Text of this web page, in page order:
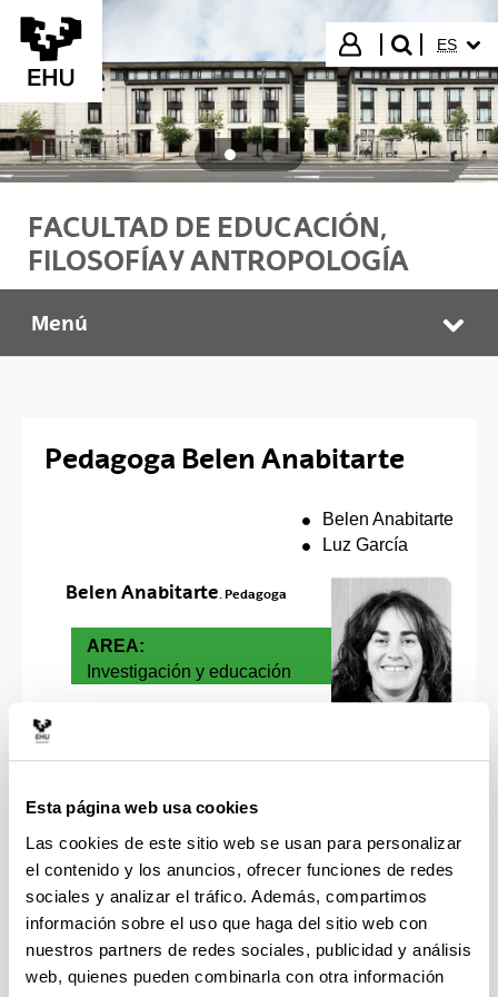
Esta página web usa cookies
Las cookies de este sitio web se usan para personalizar
el contenido y los anuncios, ofrecer funciones de redes
sociales y analizar el tráfico. Además, compartimos
información sobre el uso que haga del sitio web con
nuestros partners de redes sociales, publicidad y análisis
web, quienes pueden combinarla con otra información
Saltar al contenido principal
Iniciar sesión
buscar"
ES
FACULTAD DE EDUCACIÓN,
FILOSOFÍA Y ANTROPOLOGÍA
PEDAGOGOS PROFESIONALES
Menú
Pedagoga Belen Anabitarte
Belen Anabitarte
Luz García
Belen Anabitarte. Pedagoga
AREA:
Investigación y educación
Organización/empresa:
EHU/UPV
Cargo:
Técnico de
orientación